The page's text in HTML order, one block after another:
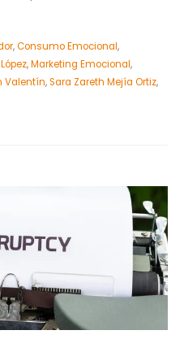
,Consumo Emocional,
,Marketing Emocional,
Valentín,Sara Zareth Mejía Ortiz,